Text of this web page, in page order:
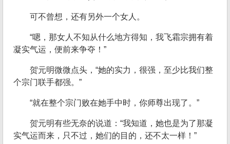
可不曾想，还有另外一个女人。
“嗯，那女人不知从什么地方得知，我飞霜宗拥有着
凝实气运，便前来争夺！”
贺元明微微点头，“她的实力，很强，至少比我们整
个宗门联手都强。”
“就在整个宗门败在她手中时，你师尊出现了。”
贺元明有些无奈的说道：“我知道，她也是为了那凝
实气运而来，只不过，她们的目的，还不太一样！”